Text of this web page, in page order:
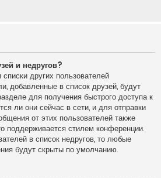
и недругов?
других пользователей
добавленные в список друзей, будут
для получения быстрого доступа к
ли они сейчас в сети, и для отправки
от этих пользователей также
поддерживается стилем конференции.
в список недругов, то любые
будут скрыты по умолчанию.